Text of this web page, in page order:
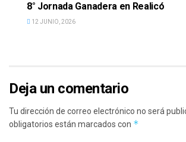
8° Jornada Ganadera en Realicó
12 JUNIO, 2026
Deja un comentario
Tu dirección de correo electrónico no será
obligatorios están marcados con *